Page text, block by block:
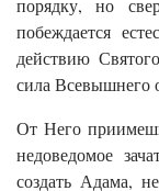
порядку, но
побеждается
действию
сила Всевышнего
От Него
недоведомое
создать Адама,